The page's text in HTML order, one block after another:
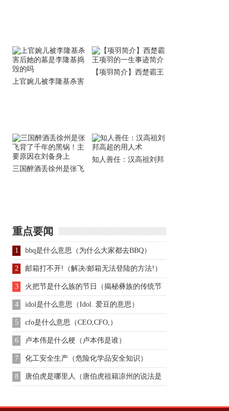
上官婉儿被李隆基杀害
【项羽简介】西楚霸王
三国醉酒丢徐州是张飞
知人善任：汉高祖刘邦
重点要闻
1 bbq是什么意思（为什么大家都去BBQ）
2 邮箱打不开!（解决/邮箱无法登陆的方法!）
3 火把节是什么族的节日（揭秘彝族的传统节
日火把节的来历是什么）
4 idol是什么意思（Idol. 爱豆的意思）
5 cfo是什么意思（CEO,CFO,）
6 卢本伟是什么梗（卢本伟是谁）
7 化工安全生产（危险化学品安全知识）
8 唐伯虎是哪里人（唐伯虎祖籍凉州的说法是